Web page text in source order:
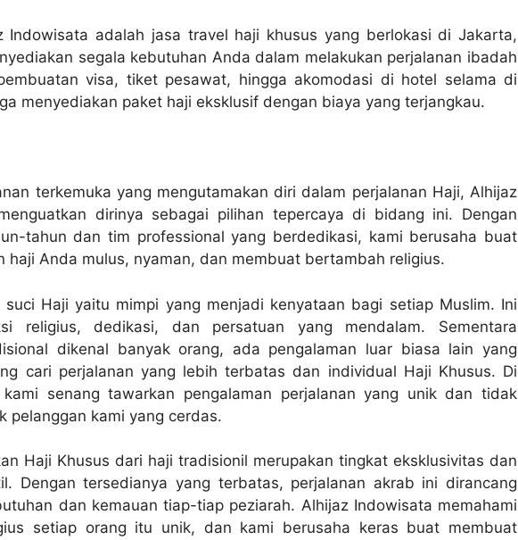
Indowisata adalah jasa travel haji khusus yang berlokasi di Jakarta,
segala kebutuhan Anda dalam melakukan perjalanan ibadah
visa, tiket pesawat, hingga akomodasi di hotel selama di
menyediakan paket haji eksklusif dengan biaya yang terjangkau.
terkemuka yang mengutamakan diri dalam perjalanan Haji, Alhijaz
dirinya sebagai pilihan tepercaya di bidang ini. Dengan
tahun dan tim professional yang berdedikasi, kami berusaha buat
haji Anda mulus, nyaman, dan membuat bertambah religius.
suci Haji yaitu mimpi yang menjadi kenyataan bagi setiap Muslim. Ini
religius, dedikasi, dan persatuan yang mendalam. Sementara
dikenal banyak orang, ada pengalaman luar biasa lain yang
cari perjalanan yang lebih terbatas dan individual Haji Khusus. Di
senang tawarkan pengalaman perjalanan yang unik dan tidak
pelanggan kami yang cerdas.
Haji Khusus dari haji tradisionil merupakan tingkat eksklusivitas dan
Dengan tersedianya yang terbatas, perjalanan akrab ini dirancang
dan kemauan tiap-tiap peziarah. Alhijaz Indowisata memahami
setiap orang itu unik, dan kami berusaha keras buat membuat